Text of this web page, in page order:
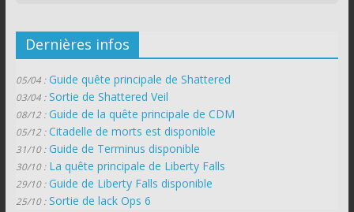
Dernières infos
05/04 : Guide quête principale de Shattered
03/04 : Sortie de Shattered Veil
08/12 : Guide de la quête principale de CDM
05/12 : Citadelle de morts est disponible
31/10 : Guide de Terminus disponible
30/10 : La quête principale de Liberty Falls
29/10 : Guide de Liberty Falls disponible
25/10 : Sortie de lack Ops 6